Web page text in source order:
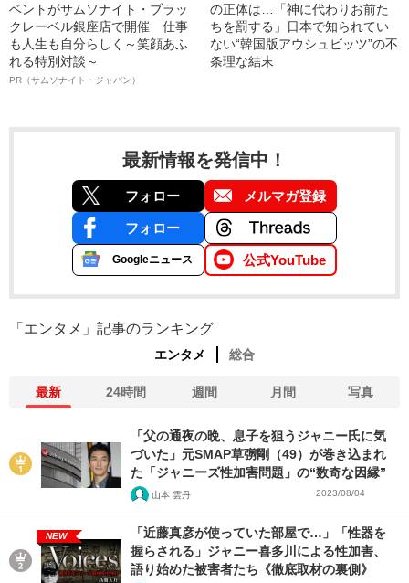
ベントがサムソナイト・ブラッ
クレーベル銀座店で開催 仕事
も人生も自分らしく～笑顔あふ
れる特別対談～
PR（サムソナイト・ジャパン）
の正体は…「神に代わりお前た
ちを罰する」日本で知られてい
ない“韓国版アウシュビッツ”の不
条理な結末
最新情報を発信中！
フォロー メルマガ登録
フォロー
Googleニュース 公式YouTube
「エンタメ」記事のランキング
エンタメ 総合
最新 24時間 週間 月間 写真
「父の通夜の晩、息子を狙うジャニー氏に気
づいた」元SMAP草彅剛（49）が巻き込まれ
た「ジャニーズ性加害問題」の“数奇な因縁”
山本 雲丹 2023/08/04
NEW
「近藤真彦が使っていた部屋で…」「性器を
握らされる」ジャニー喜多川による性加害、
語り始めた被害者たち《徹底取材の裏側》